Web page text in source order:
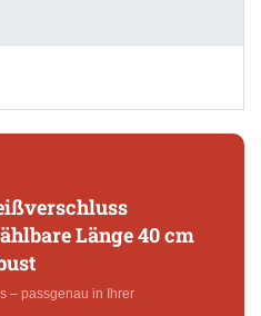
Länge 40 cm
– passgenau in Ihrer